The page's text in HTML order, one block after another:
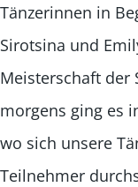
Tänzerinnen in
Sirotsina und
Meisterschaft der
morgens ging es
wo sich unsere
Teilnehmer